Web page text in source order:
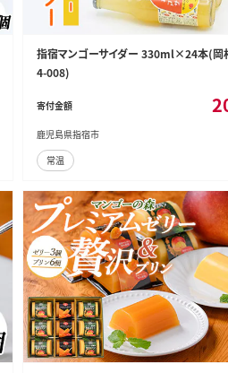
指宿マンゴーサイダー 330ml×24本(
4-008)
寄付金額
鹿児島県指宿市
常温